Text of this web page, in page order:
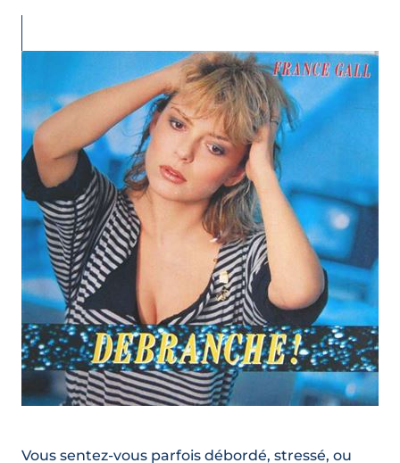
Vous sentez-vous parfois débordé, stressé, ou